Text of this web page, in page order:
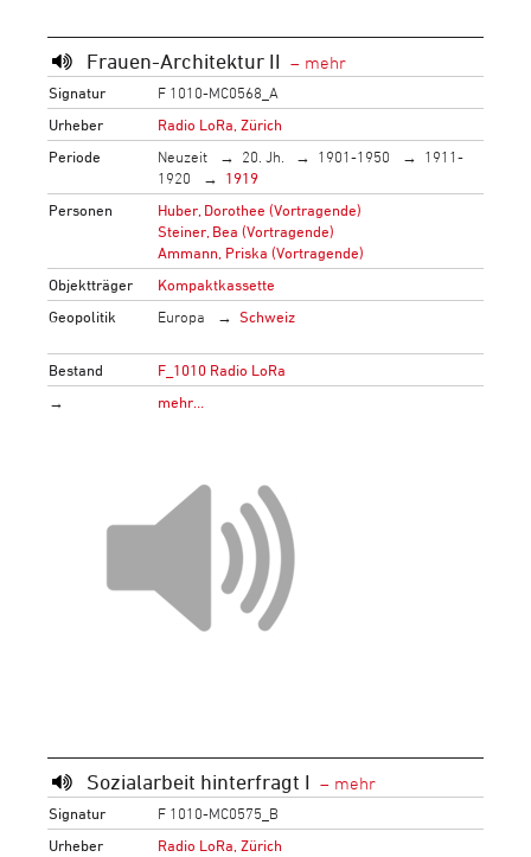
Frauen-Architektur II
Signatur
F 1010-MC0568_A
Urheber
Radio LoRa, Zürich
Periode
Neuzeit 20. Jh. 1901-1950
1911-
1920
1919
Personen
Huber, Dorothee (Vortragende)
Steiner, Bea (Vortragende)
Ammann, Priska (Vortragende)
Objektträger
Kompaktkassette
Geopolitik
Europa Schweiz
Bestand
F_1010 Radio LoRa
→
mehr…
Sozialarbeit hinterfragt I
Signatur
F 1010-MC0575_B
Urheber
Radio LoRa, Zürich